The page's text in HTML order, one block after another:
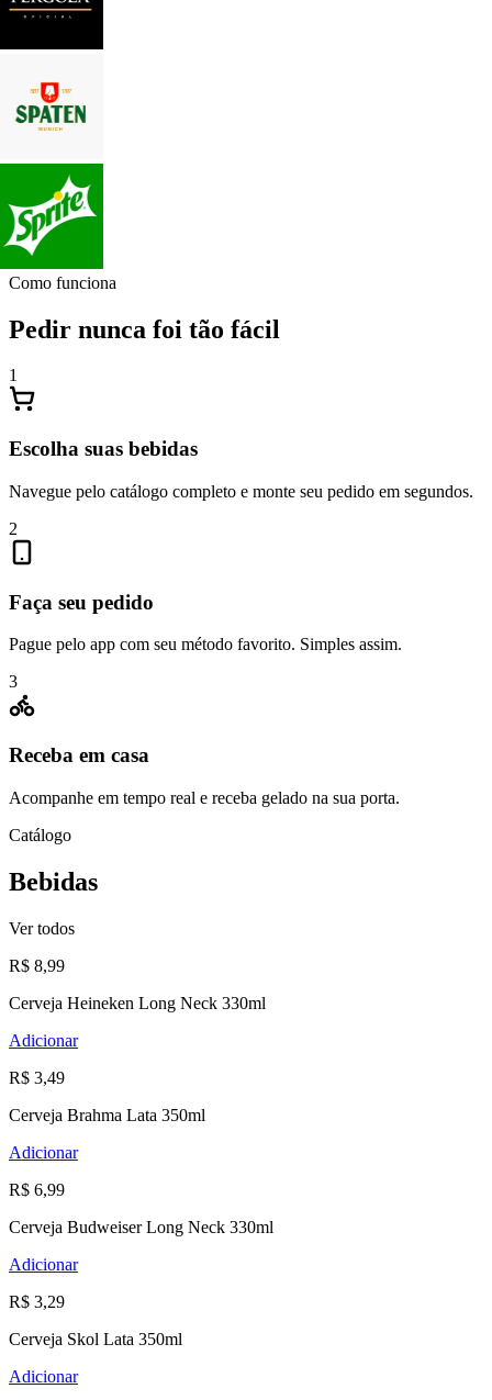
Como funciona
Pedir nunca foi tão fácil
1
Escolha suas bebidas
Navegue pelo catálogo completo e monte seu pedido em segundos.
2
Faça seu pedido
Pague pelo app com seu método favorito. Simples assim.
3
Receba em casa
Acompanhe em tempo real e receba gelado na sua porta.
Catálogo
Bebidas
Ver todos
R$ 8,99
Cerveja Heineken Long Neck 330ml
Adicionar
R$ 3,49
Cerveja Brahma Lata 350ml
Adicionar
R$ 6,99
Cerveja Budweiser Long Neck 330ml
Adicionar
R$ 3,29
Cerveja Skol Lata 350ml
Adicionar